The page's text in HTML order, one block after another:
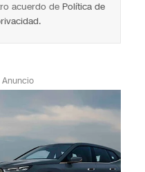
acuerdo de Política de
.
Anuncio